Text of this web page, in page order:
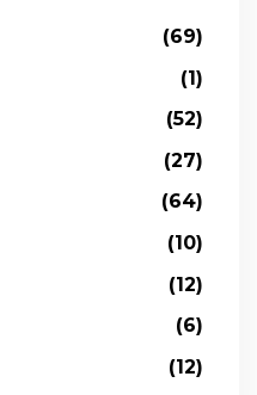
(69)
(1)
(52)
(27)
(64)
(10)
(12)
(6)
(12)